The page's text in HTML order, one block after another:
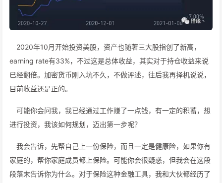
2020年10月开始投资美股，资产也随著三大股指创了新高，
earning rate有33%，不过这是总体收益，其实对于持仓收益来说
已经翻倍。加密货币刚入坑不久，不做评述，往后我再择机说说，
目前收益还是正的。
可能你会问我，我已经通过工作赚了一点钱，有一定的积蓄，想
进行投资，我该如何规划，迈出第一步呢？
我会告诉，先帮自己上一份保险，而且一定是健康险，如果你有
家庭的，帮你家庭成员都上保险。可能你会很疑惑，但我会在这段
段落末告诉你为什么。对于保险这种金融工具，我和大伙都经历了